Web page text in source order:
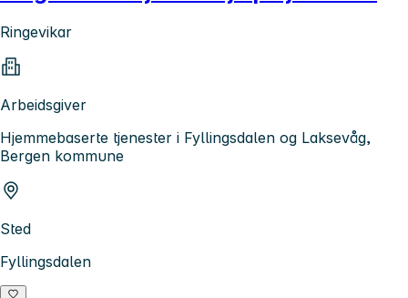
Ringevikar
Arbeidsgiver
Hjemmebaserte tjenester i Fyllingsdalen og Laksevåg,
Bergen kommune
Sted
Fyllingsdalen